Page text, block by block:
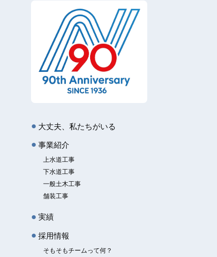
大丈夫、私たちがいる
事業紹介
上水道工事
下水道工事
一般土木工事
舗装工事
実績
採用情報
そもそもチームって何？